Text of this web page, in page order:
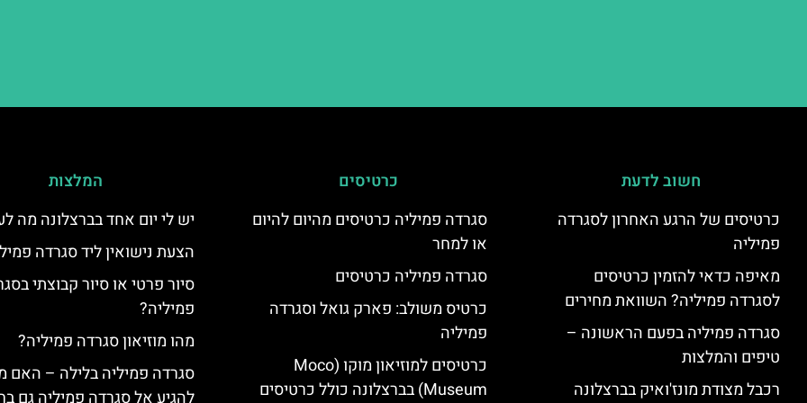
חשוב לדעת
כרטיסים של הרגע האחרון לסגרדה
פמיליה
מאיפה כדאי להזמין כרטיסים
לסגרדה פמיליה? השוואת מחירים
סגרדה פמיליה בפעם הראשונה –
טיפים והמלצות
רכבל מצודת מונז'ואיק בברצלונה
כרטיסים
סגרדה פמיליה כרטיסים מהיום להיום
או למחר
סגרדה פמיליה כרטיסים
כרטיס משולב: פארק גואל וסגרדה
פמיליה
כרטיסים למוזיאון מוקו (Moco
Museum) בברצלונה כולל כרטיסים
המלצות
יש לי יום אחד בברצלונה מה
הצעת נישואין ליד סגרדה
סיור פרטי או סיור קבוצתי
פמיליה?
מהו מוזיאון סגרדה פמיליה?
סגרדה פמיליה בלילה – האם
להגיע אל סגרדה פמיליה גם